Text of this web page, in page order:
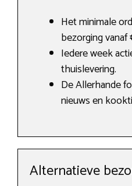
Het minimale
bezorging
Iedere week
thuislevering.
De Allerhande
nieuws en
Alternatieve